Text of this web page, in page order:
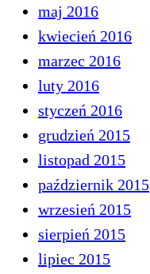
maj 2016
kwiecień 2016
marzec 2016
luty 2016
styczeń 2016
grudzień 2015
listopad 2015
październik 2015
wrzesień 2015
sierpień 2015
lipiec 2015